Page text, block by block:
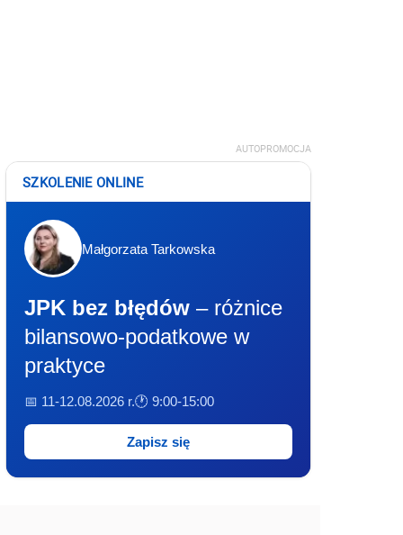
AUTOPROMOCJA
SZKOLENIE ONLINE
Małgorzata Tarkowska
JPK bez błędów – różnice
bilansowo-podatkowe w
praktyce
📅 11-12.08.2026 r.🕐 9:00-15:00
Zapisz się